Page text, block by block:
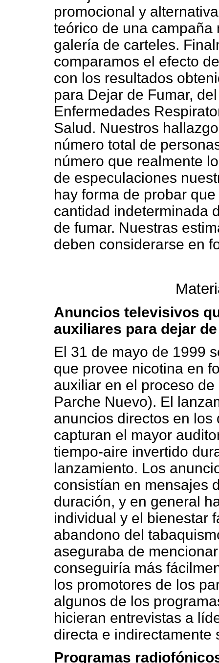
promocional y
teórico de una
galería de carteles.
comparamos el efecto
con los resultados
para Dejar de Fumar,
Enfermedades
Salud. Nuestros
número total de
número que realmente
de especulaciones
hay forma de probar
cantidad indeterminada
de fumar. Nuestras
deben considerarse en
Anuncios televisivos
auxiliares para dejar
El 31 de mayo de 1999
que provee nicotina en
auxiliar en el proceso
Parche Nuevo). El
anuncios directos en
capturan el mayor
tiempo-aire invertido
lanzamiento. Los
consistían en mensajes
duración, y en general
individual y el bienestar
abandono del
aseguraba de
conseguiría más
los promotores de los
algunos de los
hicieran entrevistas a
directa e indirectamente
Programas